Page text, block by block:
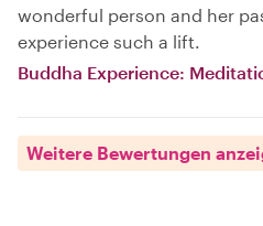
wonderful person and her
experience such a lift.
Buddha Experience:
Weitere Bewertungen